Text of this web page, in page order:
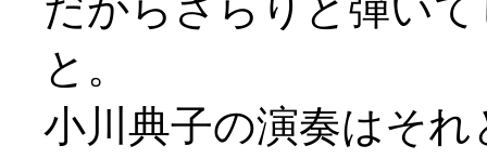
と。
小川典子の演奏はそ